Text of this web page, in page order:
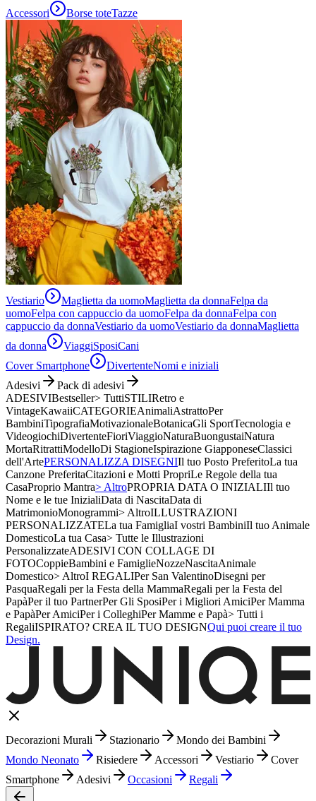
Accessori Borse toteTazze
Vestiario Maglietta da uomoMaglietta da donnaFelpa da
uomoFelpa con cappuccio da uomoFelpa da donnaFelpa con
cappuccio da donnaVestiario da uomoVestiario da donnaMaglietta
da donna
ViaggiSposiCani
Cover Smartphone
DivertenteNomi e iniziali
Adesivi
Pack di adesivi
ADESIVIBestseller> TuttiSTILIRetro e
VintageKawaiiCATEGORIEAnimaliAstrattoPer
BambiniTipografiaMotivazionaleBotanicaGli SportTecnologia e
VideogiochiDivertenteFioriViaggioNaturaBuongustaiNatura
MortaRitrattiModelloDi StagioneIspirazione GiapponeseClassici
dell'ArtePERSONALIZZA DISEGNIIl tuo Posto PreferitoLa tua
Canzone PreferitaCitazioni e Motti PropriLe Regole della tua
CasaProprio Mantra> AltroPROPRIA DATA O INIZIALIIl tuo
Nome e le tue InizialiData di NascitaData di
MatrimonioMonogrammi> AltroILLUSTRAZIONI
PERSONALIZZATELa tua FamigliaI vostri BambiniIl tuo Animale
DomesticoLa tua Casa> Tutte le Illustrazioni
PersonalizzateADESIVI CON COLLAGE DI
FOTOCoppieBambini e FamiglieNozzeNascitaAnimale
Domestico> AltroI REGALIPer San ValentinoDisegni per
PasquaRegali per la Festa della MammaRegali per la Festa del
PapàPer il tuo PartnerPer Gli SposiPer i Migliori AmiciPer Mamma
e PapàPer AmiciPer i ColleghiPer Mamme e Papà> Tutti i
RegaliISPIRATO? CREA IL TUO DESIGNQui puoi creare il tuo
Design.
Decorazioni Murali Stazionario
Mondo dei Bambini
Mondo Neonato
Risiedere Accessori Vestiario
Cover
Smartphone
Adesivi Occasioni Regali